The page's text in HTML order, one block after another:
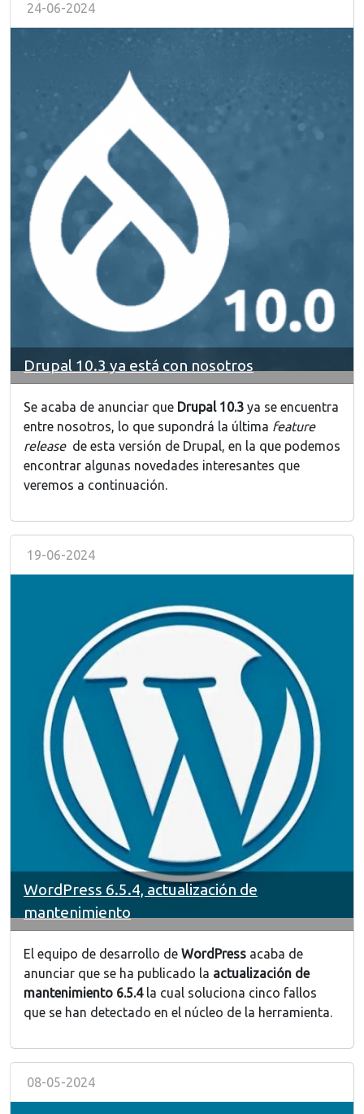
24-06-2024
Drupal 10.3 ya está con nosotros
Se acaba de anunciar que Drupal 10.3 ya se encuentra
entre nosotros, lo que supondrá la última feature
release de esta versión de Drupal, en la que podemos
encontrar algunas novedades interesantes que
veremos a continuación.
19-06-2024
WordPress 6.5.4, actualización de
mantenimiento
El equipo de desarrollo de WordPress acaba de
anunciar que se ha publicado la actualización de
mantenimiento 6.5.4la cual soluciona cinco fallos
que se han detectado en el núcleo de la herramienta.
08-05-2024